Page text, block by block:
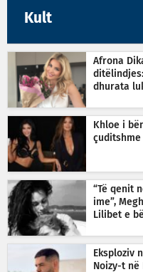
Kult
Afrona
dhurata
Khloe i
“Të qenit
ime”,
Lilibet e
Eksploziv
Noizy-t në